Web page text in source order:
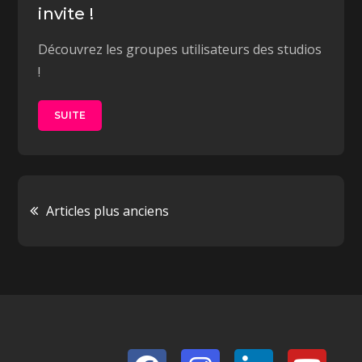
invite !
Découvrez les groupes utilisateurs des studios
!
SUITE
Navigation
Articles plus anciens